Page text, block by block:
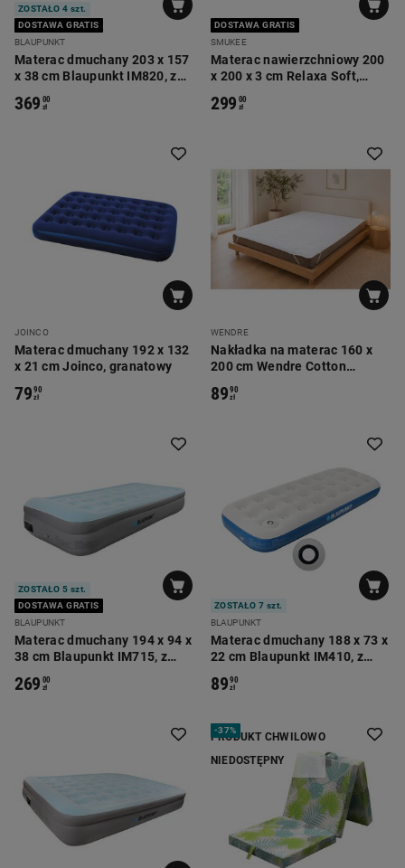
ZOSTAŁO 4 szt.
DOSTAWA GRATIS
BLAUPUNKT
Materac dmuchany 203 x 157
x 38 cm Blaupunkt IM820, z
elektryczną
369 00
zł
DOSTAWA GRATIS
SMUKEE
Materac nawierzchniowy 200
x 200 x 3 cm Relaxa Soft,
299 00
zł
JOINCO
Materac dmuchany 192 x 132
x 21 cm Joinco, granatowy
7990
zł
WENDRE
Nakładka na materac 160 x
200 cm Wendre Cotton
8990
zł
ZOSTAŁO 5 szt.
DOSTAWA GRATIS
BLAUPUNKT
Materac dmuchany 194 x 94 x
38 cm Blaupunkt IM715, z
elektryczną
269 00
zł
ZOSTAŁO 7 szt.
BLAUPUNKT
Materac dmuchany 188 x 73 x
22 cm Blaupunkt IM410, z
8990
zł
PRODUKT CHWILOWO
NIEDOSTĘPNY
-37%